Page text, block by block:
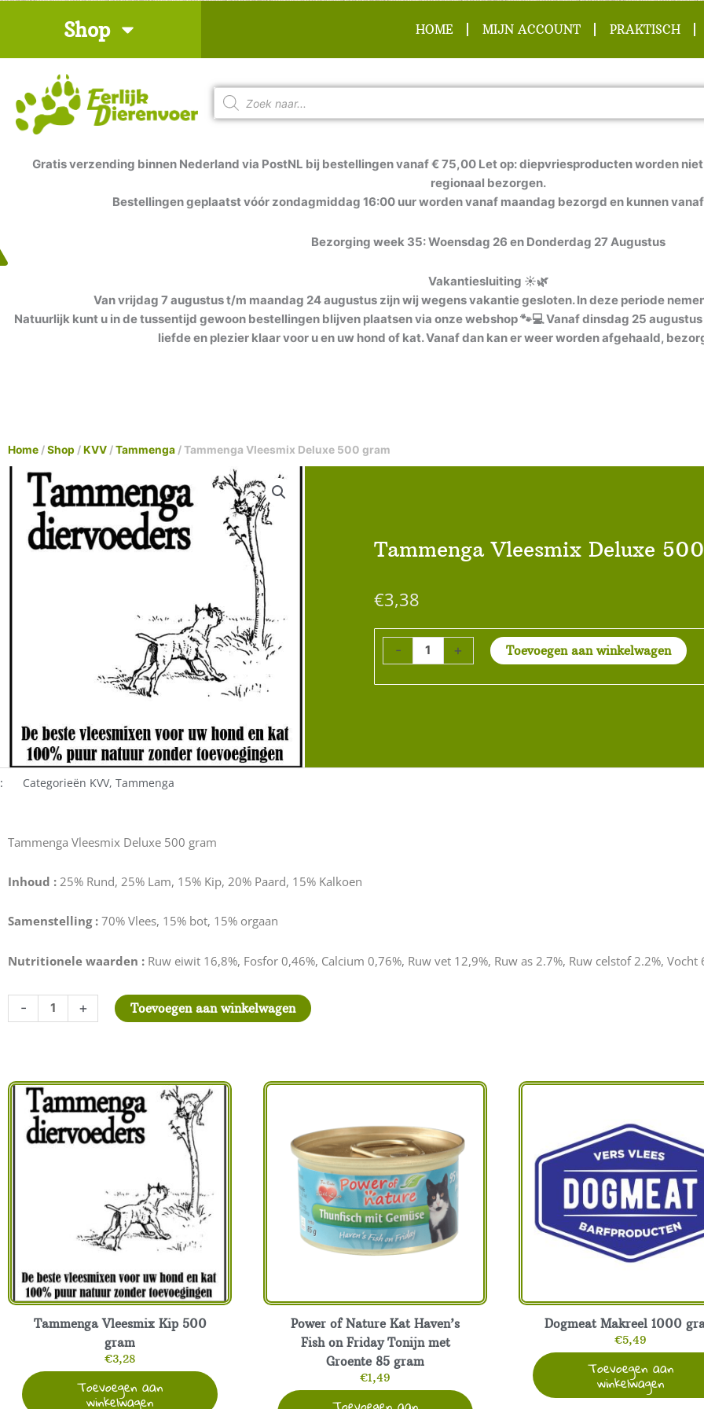
Shop HOME MIJN ACCOUNT PRAKTISCH
Producten
zoeken
Gratis verzending binnen Nederland via PostNL bij bestellingen vanaf € 75,00 Let op: diepvriesproducten worden
regionaal bezorgen.
Bestellingen geplaatst vóór zondagmiddag 16:00 uur worden vanaf maandag bezorgd en kunnen
Bezorging week 35: Woensdag 26 en Donderdag 27 Augustus
Vakantiesluiting ☀️🌿
Van vrijdag 7 augustus t/m maandag 24 augustus zijn wij wegens vakantie gesloten. In deze periode
Natuurlijk kunt u in de tussentijd gewoon bestellingen blijven plaatsen via onze webshop 🐾💻 Vanaf dinsdag 25
liefde en plezier klaar voor u en uw hond of kat. Vanaf dan kan er weer worden afgehaald,
Home /Shop /KVV /Tammenga / Tammenga Vleesmix Deluxe 500 gram
Tammenga Vleesmix Deluxe
€3,38
-
Tammenga
Vleesmix
+ Toevoegen aan winkelwagen
: Categorieën KVV, Tammenga
Tammenga Vleesmix Deluxe 500 gram
Inhoud : 25% Rund, 25% Lam, 15% Kip, 20% Paard, 15% Kalkoen
Samenstelling : 70% Vlees, 15% bot, 15% orgaan
Nutritionele waarden : Ruw eiwit 16,8%, Fosfor 0,46%, Calcium 0,76%, Ruw vet 12,9%, Ruw as 2.7%, Ruw celstof 2.2%, Vocht
-
Tammenga
Vleesmix
gram
aantal
+ Toevoegen aan winkelwagen
Tammenga Vleesmix Kip 500
gram
€3,28
Toevoegen aan
winkelwagen
Power of Nature Kat Haven’s
Fish on Friday Tonijn met
Groente 85 gram
€1,49
Dogmeat Makreel 1000
€5,49
Toevoegen aan
winkelwagen